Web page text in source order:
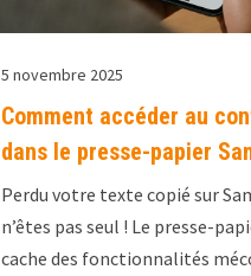
5 novembre 2025
Comment accéder au
dans le presse-papier
Perdu votre texte copié sur
n’êtes pas seul ! Le presse-
cache des fonctionnalités